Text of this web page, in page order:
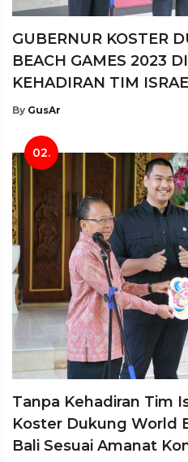
GUBERNUR KOSTER
BEACH GAMES 2023
KEHADIRAN TIM
By GusAr
02.
Tanpa Kehadiran Tim
Koster Dukung World
Bali Sesuai Amanat